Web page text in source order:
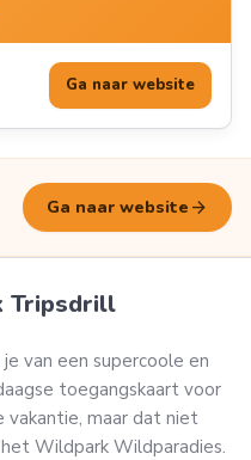
Ga naar website
Ga naar website arrow_forward
Tripsdrill
van een supercoole en
toegangskaart voor
vakantie, maar dat niet
Wildpark Wildparadies.